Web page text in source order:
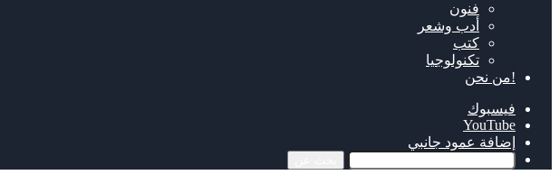
فنون
أدب وشعر
كتب
تكنولوجيا
!من نحن
فيسبوك
‫YouTube
إضافة عمود جانبي